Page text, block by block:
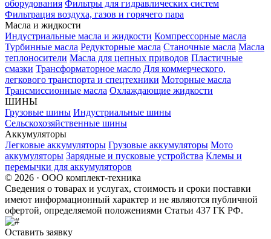
оборудования Фильтры для гидравлических систем
Фильтрация воздуха, газов и горячего пара
Масла и жидкости
Индустриальные масла и жидкости Компрессорные масла
Турбинные масла Редукторные масла Станочные масла Масла
теплоносители Масла для цепных приводов Пластичные
смазки Трансформаторное масло Для коммерческого,
легкового транспорта и спецтехники Моторные масла
Трансмиссионные масла Охлаждающие жидкости
ШИНЫ
Грузовые шины Индустриальные шины
Сельскохозяйственные шины
Аккумуляторы
Легковые аккумуляторы Грузовые аккумуляторы Мото
аккумуляторы Зарядные и пусковые устройства Клемы и
перемычки для аккумуляторов
© 2026 · ООО комплект-техника
Сведения о товарах и услугах, стоимость и сроки поставки
имеют информационный характер и не являются публичной
офертой, определяемой положениями Статьи 437 ГК РФ.
Оставить заявку